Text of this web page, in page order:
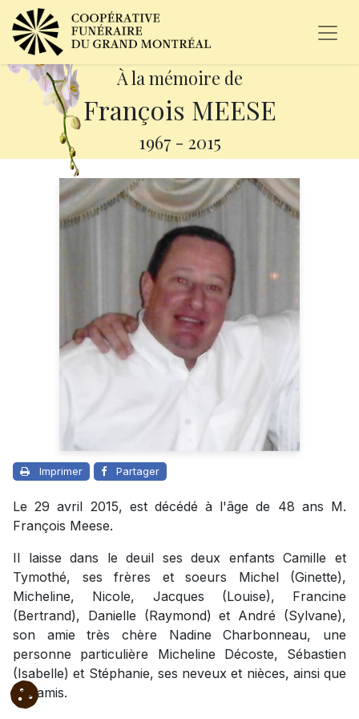
À la mémoire de
François MEESE
1967 - 2015
Imprimer Partager
Le 29 avril 2015, est décédé à l'âge de 48 ans M.
François Meese.
Il laisse dans le deuil ses deux enfants Camille et
Tymothé, ses frères et soeurs Michel (Ginette),
Micheline, Nicole, Jacques (Louise), Francine
(Bertrand), Danielle (Raymond) et André (Sylvane),
son amie très chère Nadine Charbonneau, une
personne particulière Micheline Décoste, Sébastien
(Isabelle) et Stéphanie, ses neveux et nièces, ainsi que
ses amis.